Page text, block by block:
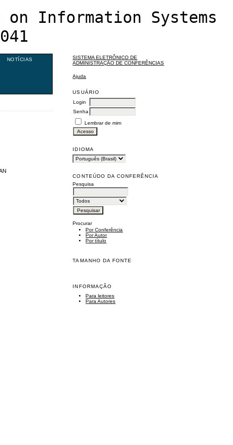
on Information Systems
SISTEMA ELETRÔNICO DE
ADMINISTRAÇÃO DE CONFERÊNCIAS
Ajuda
USUÁRIO
Login
Senha
Lembrar de mim
IDIOMA
CONTEÚDO DA CONFERÊNCIA
Pesquisa
Procurar
Por Conferência
Por Autor
Por título
TAMANHO DA FONTE
INFORMAÇÃO
Para leitores
Para Autores
NOTÍCIAS